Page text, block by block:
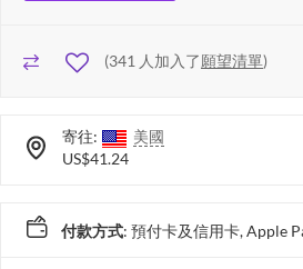
(341 人加入了願望清單)
寄往:
美國
US$41.24
付款方式: 預付卡及信用卡, Apple